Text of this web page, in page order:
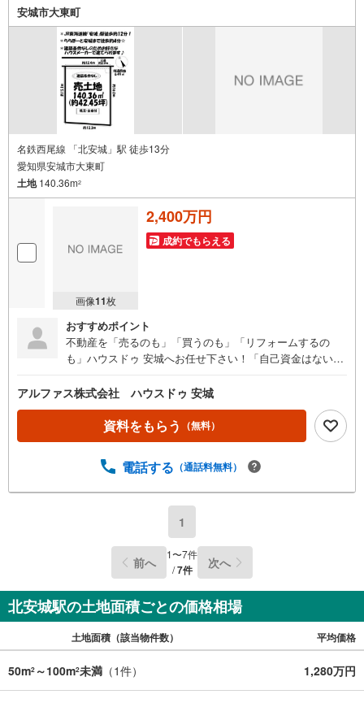
ております！-------------------
安城市大東町
名鉄西尾線 「北安城」駅 徒歩13分
愛知県安城市大東町
土地140.36m2
画像11枚
2,400万円
成約でもらえる
おすすめポイント
不動産を「売るのも」「買うのも」「リフォームするの
も」ハウスドゥ 安城へお任せ下さい！「自己資金はないけ
談ください！物件の内覧以外でも、住宅ローンの相談や、
資金計画、不動産購入に関するお悩みなどもご相談承りま
す。（安城市以外のエリアも対応可能！）お客様の不動産
に関するお悩みごとやお困りごと、物件の内覧以外でも、
る？」等住宅ローンの相談や、資金計画、不動産購入に関
分＆キッズコーナー完備 お気軽にお電話・ご来店お待ちし
ております！-------------------
アルファス株式会社 ハウスドゥ 安城
資料をもらう （無料）
電話する （通話料無料）
1
前へ 1〜7件
/7件 次へ
北安城駅の土地面積ごとの価格相場
土地面積（該当物件数） 平均価格
50m2 ～100m2未満 （1件） 1,280万円